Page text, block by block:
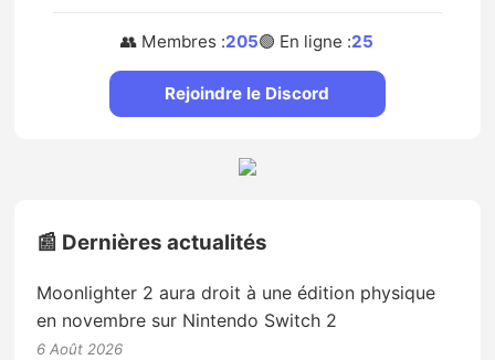
👥 Membres :205🟢 En ligne :25
Rejoindre le Discord
📰 Dernières actualités
Moonlighter 2 aura droit à une édition physique
en novembre sur Nintendo Switch 2
6 Août 2026